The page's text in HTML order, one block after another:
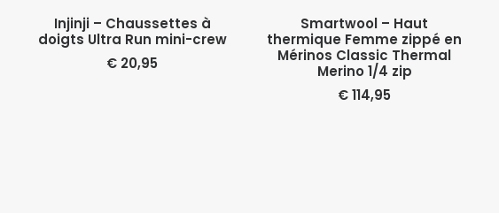
CHOIX DES OPTIONS
Injinji – Chaussettes à
doigts Ultra Run mini-crew
€ 20,95
CHOIX DES OPTIONS
Smartwool – Haut
thermique Femme zippé en
Mérinos Classic Thermal
Merino 1/4 zip
€114,95